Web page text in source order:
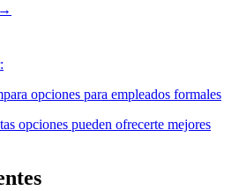
→
opciones para empleados formales
opciones pueden ofrecerte mejores